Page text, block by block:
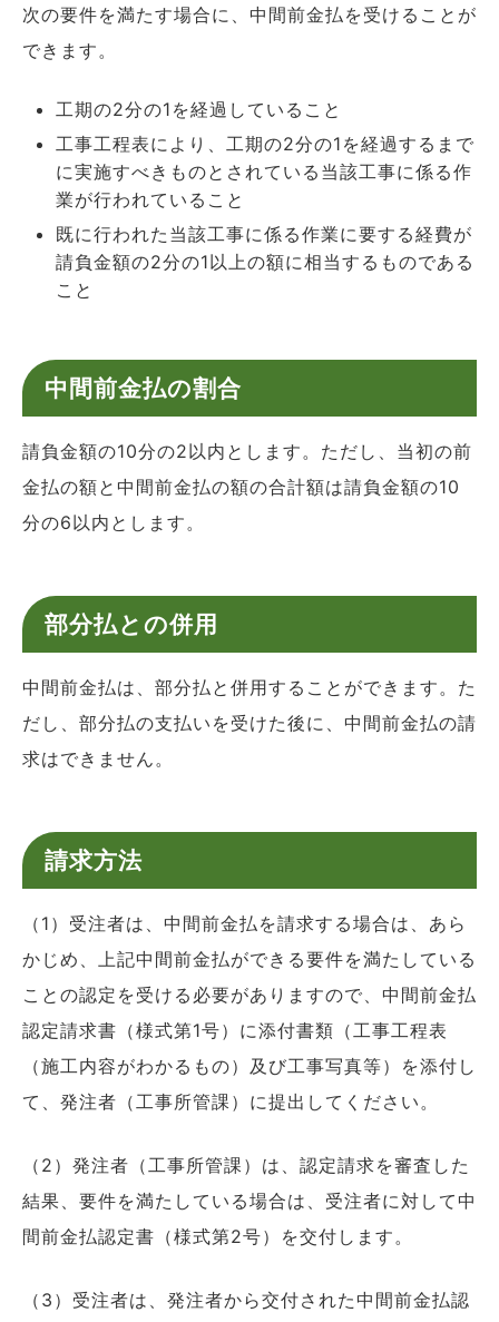
次の要件を満たす場合に、中間前金払を受けることが
できます。
工期の2分の1を経過していること
工事工程表により、工期の2分の1を経過するまで
に実施すべきものとされている当該工事に係る作
業が行われていること
既に行われた当該工事に係る作業に要する経費が
請負金額の2分の1以上の額に相当するものである
こと
中間前金払の割合
請負金額の10分の2以内とします。ただし、当初の前
金払の額と中間前金払の額の合計額は請負金額の10
分の6以内とします。
部分払との併用
中間前金払は、部分払と併用することができます。た
だし、部分払の支払いを受けた後に、中間前金払の請
求はできません。
請求方法
（1）受注者は、中間前金払を請求する場合は、あら
かじめ、上記中間前金払ができる要件を満たしている
ことの認定を受ける必要がありますので、中間前金払
認定請求書（様式第1号）に添付書類（工事工程表
（施工内容がわかるもの）及び工事写真等）を添付し
て、発注者（工事所管課）に提出してください。
（2）発注者（工事所管課）は、認定請求を審査した
結果、要件を満たしている場合は、受注者に対して中
間前金払認定書（様式第2号）を交付します。
（3）受注者は、発注者から交付された中間前金払認